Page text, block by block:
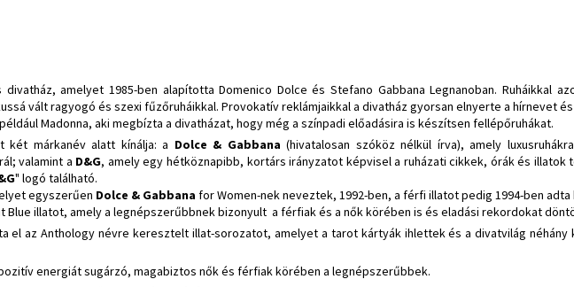
divatház, amelyet 1985-ben alapította Domenico Dolce és Stefano Gabbana Legnanoban. Ruháikkal
vált ragyogó és szexi fűzőruháikkal. Provokatív reklámjaikkal a divatház gyorsan elnyerte a hírnevet
Madonna, aki megbízta a divatházat, hogy még a színpadi előadásira is készítsen fellépőruhákat.
két márkanév alatt kínálja: a Dolce & Gabbana (hivatalosan szóköz nélkül írva), amely
valamint a D&G, amely egy hétköznapibb, kortárs irányzatot képvisel a ruházati cikkek, órák és illatok
" logó található.
egyszerűen Dolce & Gabbana for Women-nek neveztek, 1992-ben, a férfi illatot pedig 1994-ben adta
Blue illatot, amely a legnépszerűbbnek bizonyult a férfiak és a nők körében is és eladási rekordokat
el az Anthology névre keresztelt illat-sorozatot, amelyet a tarot kártyák ihlettek és a divatvilág néhány
energiát sugárzó, magabiztos nők és férfiak körében a legnépszerűbbek.